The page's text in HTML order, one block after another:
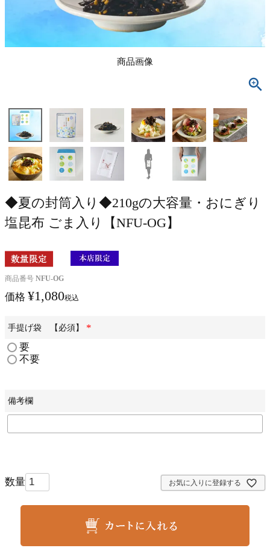
商品画像
◆夏の封筒入り◆210gの大容量・おにぎり
塩昆布 ごま入り【NFU-OG】
商品番号 NFU-OG
価格 ¥1,080税込
手提げ袋 【必須】
要
不要
備考欄
お気に入りに登録する